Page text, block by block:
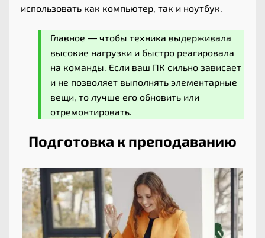
использовать как компьютер, так и ноутбук.
Главное — чтобы техника выдерживала
высокие нагрузки и быстро реагировала
на команды. Если ваш ПК сильно зависает
и не позволяет выполнять элементарные
вещи, то лучше его обновить или
отремонтировать.
Подготовка к преподаванию